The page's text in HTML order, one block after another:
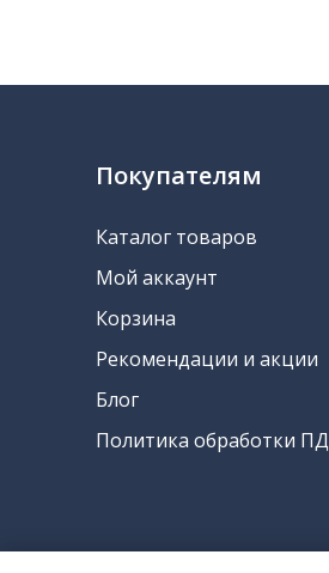
Покупателям
Каталог товаров
Мой аккаунт
Корзина
Рекомендации и акции
Блог
Политика обработки ПД